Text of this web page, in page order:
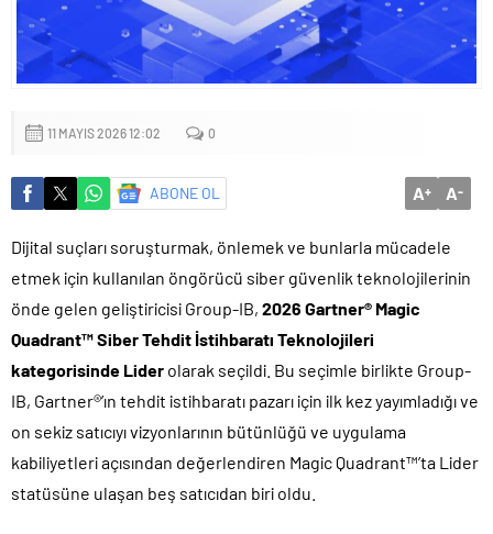
11 MAYIS 2026 12:02 0
ABONE OL A+ A-
Dijital suçları soruşturmak, önlemek ve bunlarla mücadele
etmek için kullanılan öngörücü siber güvenlik teknolojilerinin
önde gelen geliştiricisi Group-IB, 2026 Gartner® Magic
Quadrant™Siber Tehdit İstihbaratı Teknolojileri
kategorisinde Lider olarak seçildi. Bu seçimle birlikte Group-
IB, Gartner®’ın tehdit istihbaratı pazarı için ilk kez yayımladığı ve
on sekiz satıcıyı vizyonlarının bütünlüğü ve uygulama
kabiliyetleri açısından değerlendiren Magic Quadrant™’ta Lider
statüsüne ulaşan beş satıcıdan biri oldu.